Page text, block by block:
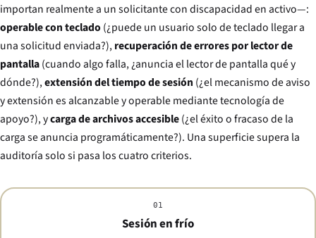
importan realmente a un solicitante con discapacidad en activo—:
operable con teclado (¿puede un usuario solo de teclado llegar a
una solicitud enviada?), recuperación de errores por lector de
pantalla(cuando algo falla, ¿anuncia el lector de pantalla qué y
dónde?),extensión del tiempo de sesión (¿el mecanismo de aviso
y extensión es alcanzable y operable mediante tecnología de
apoyo?), ycarga de archivos accesible(¿el éxito o fracaso de la
carga se anuncia programáticamente?). Una superficie supera la
auditoría solo si pasa los cuatro criterios.
01
Sesión en frío